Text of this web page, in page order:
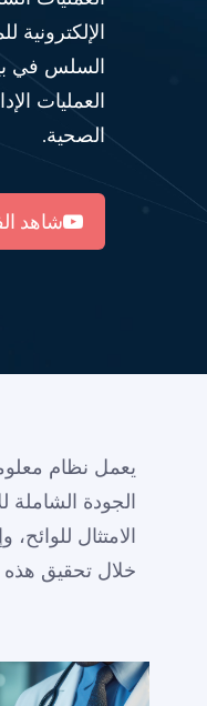
السلس في
العمليات
الصحية.
شاهد
يعمل نظام
الجودة الشاملة
خلال تحقيق هذه